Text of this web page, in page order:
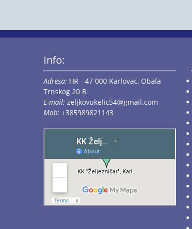
Info:
Adresa: HR - 47 000 Karlovac, Obala
Trnskog 20 B
E-mail: zeljkovukelic54@gmail.com
Mob: +385989821143